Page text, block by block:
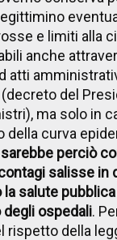
e limiti alla
anche
atti
del
ma solo in
della curva
perciò
salisse in
salute
ospedali.
rispetto della